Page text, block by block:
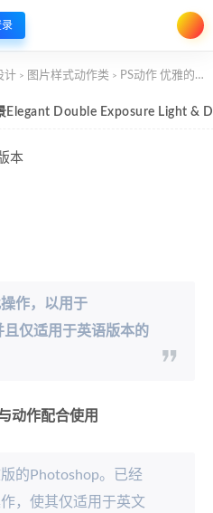
录
计 > 图片样式动作类 > PS动作 优雅的双曝光 明暗背景Elegant Double Exposure Light & Dark Background
Elegant Double Exposure Light &
本
作，以用于
且仅适用于英语版本的
动作配合使用
的Photoshop。已经
，使其仅适用于英文